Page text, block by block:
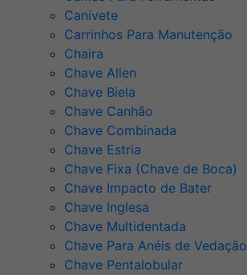
Canivete
Carrinhos Para Manutenção
Chaira
Chave Allen
Chave Biela
Chave Canhão
Chave Combinada
Chave Estria
Chave Fixa (Chave de Boca)
Chave Impacto de Bater
Chave Inglesa
Chave Multidentada
Chave Para Anéis de Vedação
Chave Pentalobular